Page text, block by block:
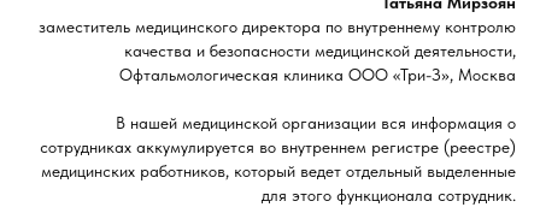
заместитель медицинского директора по внутреннему контролю
качества и безопасности медицинской деятельности,
Офтальмологическая клиника ООО «Три-З», Москва
В нашей медицинской организации вся информация о
сотрудниках аккумулируется во внутреннем регистре (реестре)
медицинских работников, который ведет отдельный выделенные
для этого функционала сотрудник.